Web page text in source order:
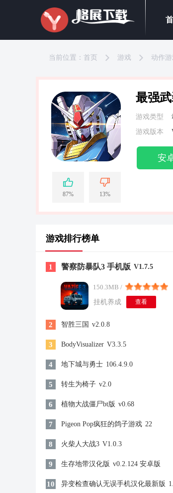
当前位置： 首页 游戏 动作游
87% 13%
最强
游戏类型
游戏版本
安
游戏排行榜单
1 警察防暴队3 手机版 V1.7.5
150.3MB /
挂机养成
查看
2 智胜三国 v2.0.8
3 BodyVisualizer V3.3.5
4 地下城与勇士 106.4.9.0
5 转生为椅子 v2.0
6 植物大战僵尸bt版 v0.68
7 Pigeon Pop疯狂的鸽子游戏 22
8 火柴人大战3 V1.0.3
9 生存地带汉化版 v0.2.124 安卓版
10 异变检查确认无误手机汉化最新版